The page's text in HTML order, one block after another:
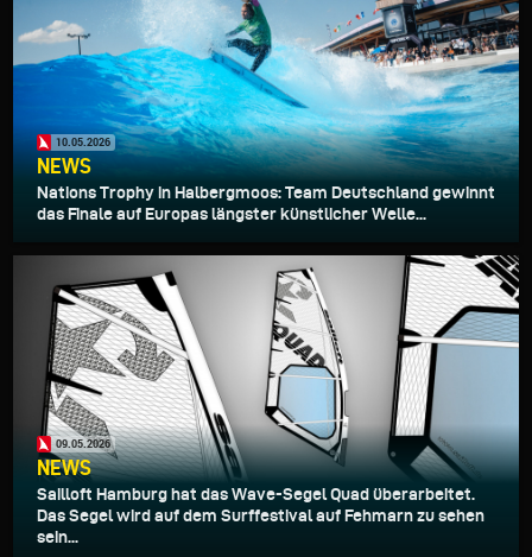
10.05.2026
NEWS
Nations Trophy in Halbergmoos: Team Deutschland gewinnt
das Finale auf Europas längster künstlicher Welle...
09.05.2026
NEWS
Sailloft Hamburg hat das Wave-Segel Quad überarbeitet.
Das Segel wird auf dem Surffestival auf Fehmarn zu sehen
sein...